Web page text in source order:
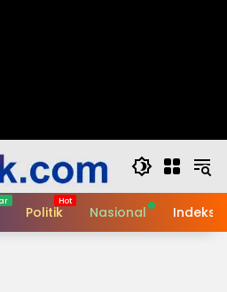
Politik Nasional Indeks